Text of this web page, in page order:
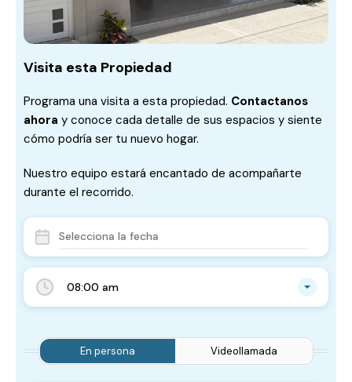
08:00 am
En persona Videollamada
Visita esta Propiedad
Programa una visita a esta propiedad. Contactanos
ahora y conoce cada detalle de sus espacios y siente
cómo podría ser tu nuevo hogar.
Nuestro equipo estará encantado de acompañarte
durante el recorrido.